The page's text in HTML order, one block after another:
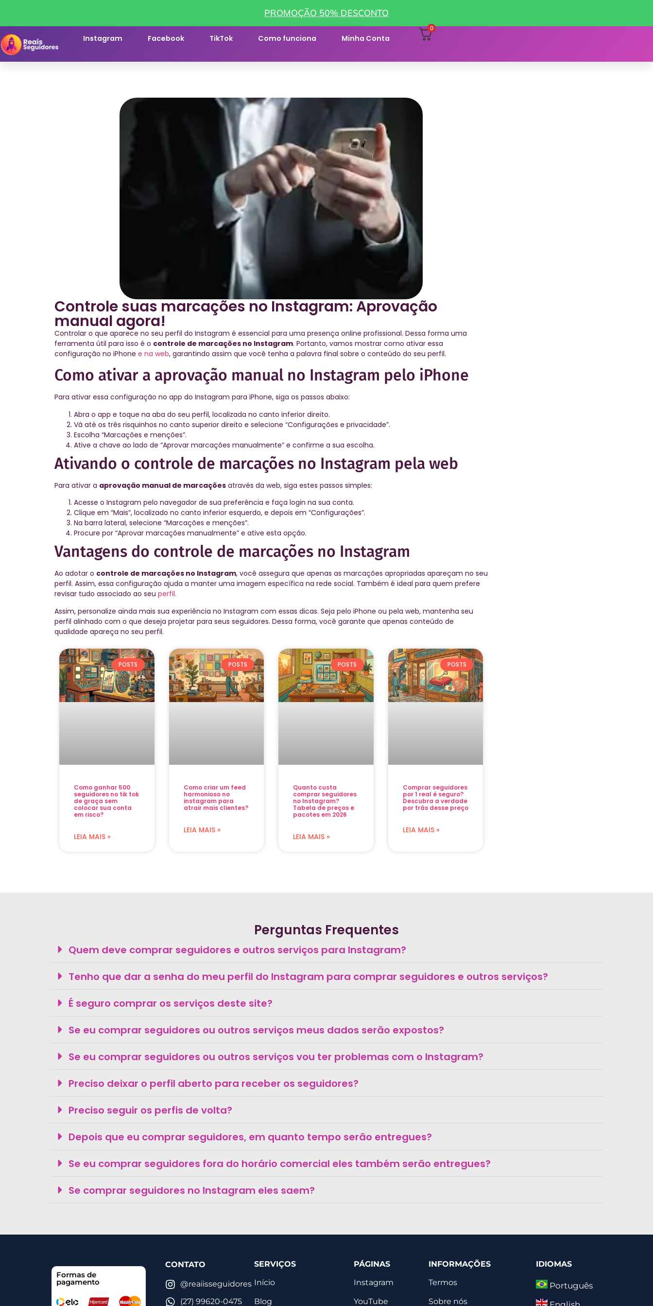
PROMOÇÃO 50% DESCONTO
Instagram Facebook TikTok Como funciona Minha Conta
0
Controle suas marcações no Instagram: Aprovação
manual agora!
Controlar o que aparece no seu perfil do Instagram é essencial para uma presença online profissional. Dessa forma uma
ferramenta útil para isso é o controle de marcações no Instagram. Portanto, vamos mostrar como ativar essa
configuração no iPhone e na web, garantindo assim que você tenha a palavra final sobre o conteúdo do seu perfil.
Como ativar a aprovação manual no Instagram pelo iPhone
Para ativar essa configuração no app do Instagram para iPhone, siga os passos abaixo:
Abra o app e toque na aba do seu perfil, localizada no canto inferior direito.
Vá até os três risquinhos no canto superior direito e selecione “Configurações e privacidade”.
Escolha “Marcações e menções”.
Ative a chave ao lado de “Aprovar marcações manualmente” e confirme a sua escolha.
Ativando o controle de marcações no Instagram pela web
Para ativar a aprovação manual de marcações através da web, siga estes passos simples:
Acesse o Instagram pelo navegador de sua preferência e faça login na sua conta.
Clique em “Mais”, localizado no canto inferior esquerdo, e depois em “Configurações”.
Na barra lateral, selecione “Marcações e menções”.
Procure por “Aprovar marcações manualmente” e ative esta opção.
Vantagens do controle de marcações no Instagram
Ao adotar o controle de marcações no Instagram, você assegura que apenas as marcações apropriadas apareçam no seu
perfil. Assim, essa configuração ajuda a manter uma imagem específica na rede social. Também é ideal para quem prefere
revisar tudo associado ao seu perfil.
Assim, personalize ainda mais sua experiência no Instagram com essas dicas. Seja pelo iPhone ou pela web, mantenha seu
perfil alinhado com o que deseja projetar para seus seguidores. Dessa forma, você garante que apenas conteúdo de
qualidade apareça no seu perfil.
POSTS
Como ganhar 500
seguidores no tik tok
de graça sem
colocar sua conta
em risco?
LEIA MAIS »
POSTS
Como criar um feed
harmonioso no
instagram para
atrair mais clientes?
LEIA MAIS »
POSTS
Quanto custa
comprar seguidores
no Instagram?
Tabela de preços e
pacotes em 2026
LEIA MAIS »
POSTS
Comprar seguidores
por 1 real é seguro?
Descubra a verdade
por trás desse preço
LEIA MAIS »
Perguntas Frequentes
Quem deve comprar seguidores e outros serviços para Instagram?
Tenho que dar a senha do meu perfil do Instagram para comprar seguidores e outros serviços?
É seguro comprar os serviços deste site?
Se eu comprar seguidores ou outros serviços meus dados serão expostos?
Se eu comprar seguidores ou outros serviços vou ter problemas com o Instagram?
Preciso deixar o perfil aberto para receber os seguidores?
Preciso seguir os perfis de volta?
Depois que eu comprar seguidores, em quanto tempo serão entregues?
Se eu comprar seguidores fora do horário comercial eles também serão entregues?
Se comprar seguidores no Instagram eles saem?
Formas de
pagamento
CONTATO
@reaiisseguidores
(27) 99620-0475
SERVIÇOS
Início
Blog
PÁGINAS
Instagram
YouTube
INFORMAÇÕES
Termos
Sobre nós
IDIOMAS
Português